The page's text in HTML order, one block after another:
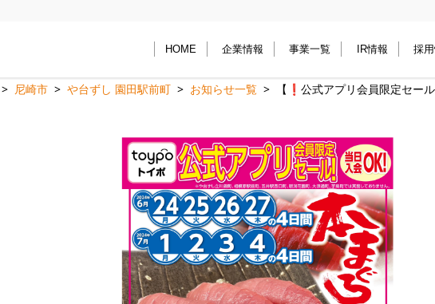
HOME 企業情報 事業一覧 IR情報 採
尼崎市 や台ずし 園田駅前町 お知らせ一覧 【❗️公式アプリ会員限定セ